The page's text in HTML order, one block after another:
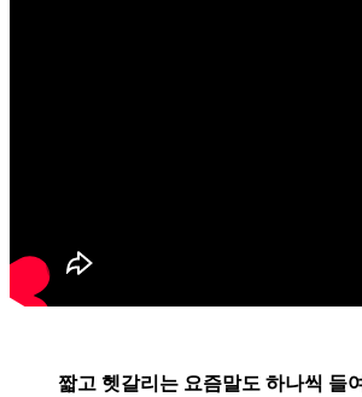
짧고 헷갈리는 요즘말도 하나씩 들